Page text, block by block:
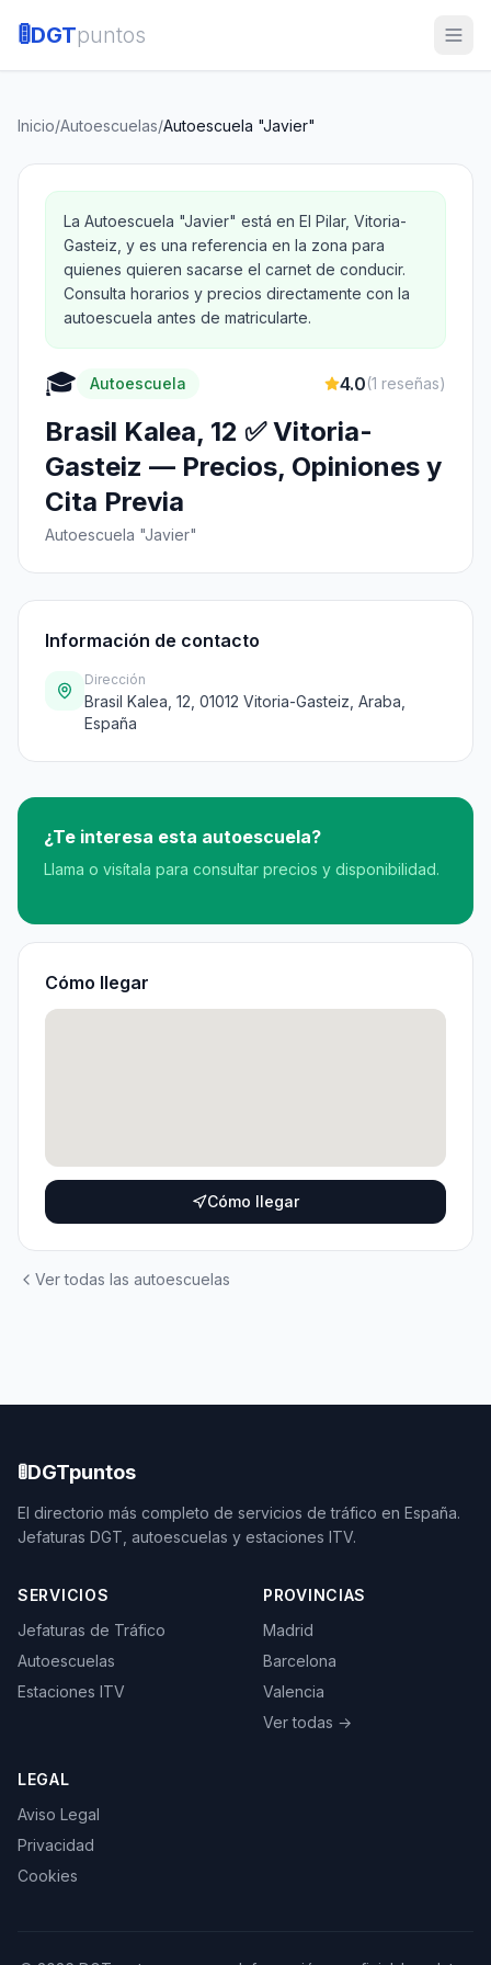
🚦DGTpuntos
Inicio/Autoescuelas/Autoescuela "Javier"
La Autoescuela "Javier" está en El Pilar, Vitoria-
Gasteiz, y es una referencia en la zona para
quienes quieren sacarse el carnet de conducir.
Consulta horarios y precios directamente con la
autoescuela antes de matricularte.
🎓 Autoescuela 4.0(1 reseñas)
Brasil Kalea, 12 ✅ Vitoria-
Gasteiz — Precios, Opiniones y
Cita Previa
Autoescuela "Javier"
Información de contacto
Dirección
Brasil Kalea, 12, 01012 Vitoria-Gasteiz, Araba,
España
¿Te interesa esta autoescuela?
Llama o visítala para consultar precios y disponibilidad.
Cómo llegar
Cómo llegar
Ver todas las autoescuelas
🚦DGTpuntos
El directorio más completo de servicios de tráfico en España.
Jefaturas DGT, autoescuelas y estaciones ITV.
SERVICIOS
Jefaturas de Tráfico
Autoescuelas
Estaciones ITV
PROVINCIAS
Madrid
Barcelona
Valencia
Ver todas →
LEGAL
Aviso Legal
Privacidad
Cookies